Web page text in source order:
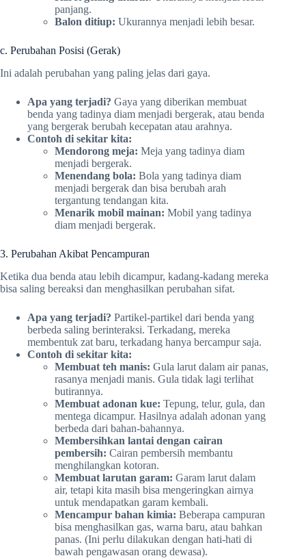
panjang.
Balon ditiup: Ukurannya menjadi lebih besar.
c. Perubahan Posisi (Gerak)
Ini adalah perubahan yang paling jelas dari gaya.
Apa yang terjadi? Gaya yang diberikan membuat
benda yang tadinya diam menjadi bergerak, atau benda
yang bergerak berubah kecepatan atau arahnya.
Contoh di sekitar kita:
Mendorong meja: Meja yang tadinya diam
menjadi bergerak.
Menendang bola: Bola yang tadinya diam
menjadi bergerak dan bisa berubah arah
tergantung tendangan kita.
Menarik mobil mainan: Mobil yang tadinya
diam menjadi bergerak.
3. Perubahan Akibat Pencampuran
Ketika dua benda atau lebih dicampur, kadang-kadang mereka
bisa saling bereaksi dan menghasilkan perubahan sifat.
Apa yang terjadi? Partikel-partikel dari benda yang
berbeda saling berinteraksi. Terkadang, mereka
membentuk zat baru, terkadang hanya bercampur saja.
Contoh di sekitar kita:
Membuat teh manis: Gula larut dalam air panas,
rasanya menjadi manis. Gula tidak lagi terlihat
butirannya.
Membuat adonan kue: Tepung, telur, gula, dan
mentega dicampur. Hasilnya adalah adonan yang
berbeda dari bahan-bahannya.
Membersihkan lantai dengan cairan
pembersih: Cairan pembersih membantu
menghilangkan kotoran.
Membuat larutan garam: Garam larut dalam
air, tetapi kita masih bisa mengeringkan airnya
untuk mendapatkan garam kembali.
Mencampur bahan kimia: Beberapa campuran
bisa menghasilkan gas, warna baru, atau bahkan
panas. (Ini perlu dilakukan dengan hati-hati di
bawah pengawasan orang dewasa).